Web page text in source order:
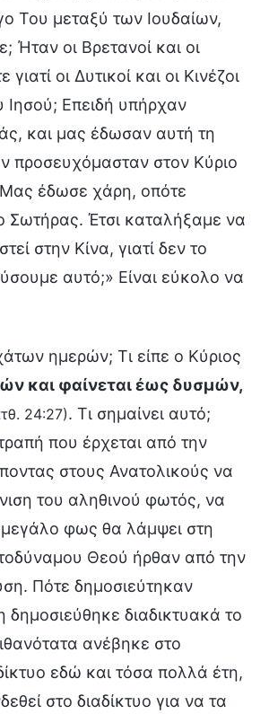
Του μεταξύ των Ιουδαίων,
Ήταν οι Βρετανοί και οι
οι Δυτικοί και οι Κινέζοι
Ιησού; Επειδή υπήρχαν
και μας έδωσαν αυτή τη
προσευχόμασταν στον Κύριο
Μας έδωσε χάρη, οπότε
Σωτήρας. Έτσι καταλήξαμε να
στην Κίνα, γιατί δεν το
αυτό;» Είναι εύκολο να
ημερών; Τι είπε ο Κύριος
και φαίνεται έως δυσμών,
24:27). Τι σημαίνει αυτό;
που έρχεται από την
στους Ανατολικούς να
του αληθινού φωτός, να
φως θα λάμψει στη
Θεού ήρθαν από την
Πότε δημοσιεύτηκαν
διαδικτυακά το
ανέβηκε στο
εδώ και τόσα πολλά έτη,
στο διαδίκτυο για να τα